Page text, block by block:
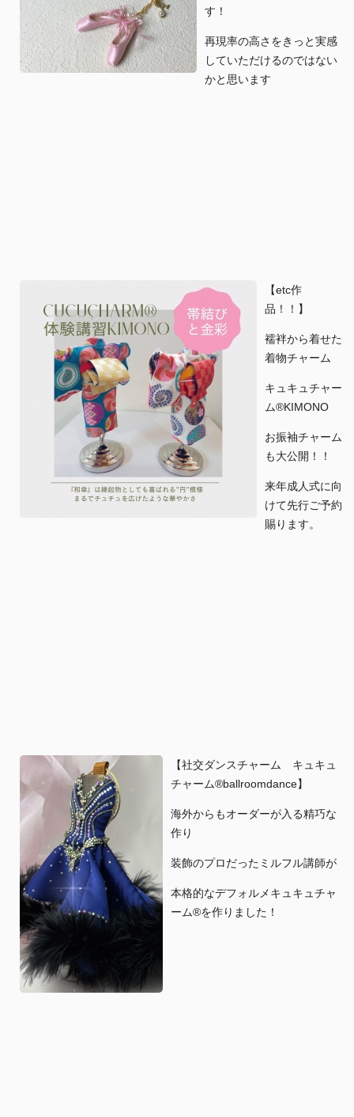
す！
再現率の高さをきっと実感
していただけるのではない
かと思います
【etc作
品！！】
襦袢から着せた
着物チャーム
キュキュチャー
ム®︎KIMONO
お振袖チャーム
も大公開！！
来年成人式に向
けて先行ご予約
賜ります。
【社交ダンスチャーム キュキュ
チャーム®︎ballroomdance】
海外からもオーダーが入る精巧な
作り
装飾のプロだったミルフル講師が
本格的なデフォルメキュキュチャ
ーム®︎を作りました！